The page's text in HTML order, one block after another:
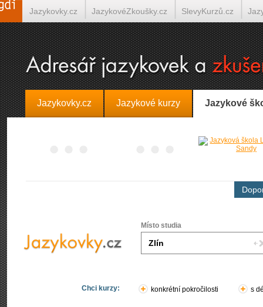
Jazykovky.cz Jazykové kurzy Jazykové
Místo studia
Chci kurzy: konkrétní pokročilosti s
Jazykovky.cz JazykovéZkoušky.cz SlevyKurzů.cz
Španělština on-line Italština on-line Tlumočení-